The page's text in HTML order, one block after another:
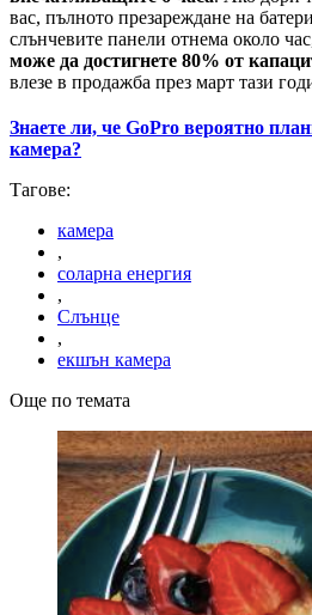
вас, пълното презареждане на
слънчевите панели отнема около
може да достигнете 80% от
влезе в продажба през март тази
Знаете ли, че GoPro вероятно
камера?
Тагове:
камера
,
соларна енергия
,
Слънце
,
екшън камера
Още по темата